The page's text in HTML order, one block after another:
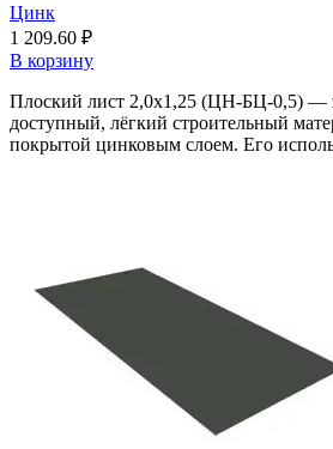
Цинк
1 209.60 ₽
В корзину
Плоский лист 2,0х1,25 (ЦН-БЦ-0,5) —
доступный, лёгкий строительный
покрытой цинковым слоем. Его